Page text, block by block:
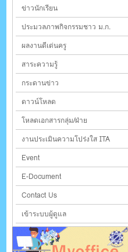
ข่าวนักเรียน
ประมวลภาพกิจกรรมชาว ม.ก.
ผลงานดีเด่นครู
สาระความรู้
กระดานข่าว
ดาวน์โหลด
โหลดเอกสารกลุ่ม/ฝ่าย
งานประเมินความโปร่งใส ITA
Event
E-Document
Contact Us
เข้าระบบผู้ดูแล